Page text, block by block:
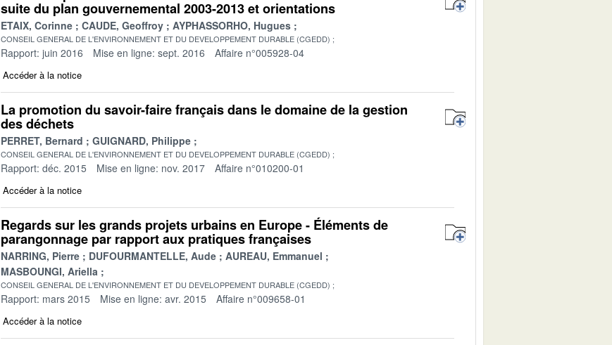
suite du plan gouvernemental 2003-2013 et orientations
ETAIX, Corinne CAUDE, Geoffroy AYPHASSORHO, Hugues
CONSEIL GENERAL DE L'ENVIRONNEMENT ET DU DEVELOPPEMENT DURABLE (CGEDD)
Rapport: juin 2016 Mise en ligne: sept. 2016 Affaire n°005928-04
Accéder à la notice
La promotion du savoir-faire français dans le domaine de la gestion
des déchets
PERRET, Bernard GUIGNARD, Philippe
CONSEIL GENERAL DE L'ENVIRONNEMENT ET DU DEVELOPPEMENT DURABLE (CGEDD)
Rapport: déc. 2015 Mise en ligne: nov. 2017 Affaire n°010200-01
Accéder à la notice
Regards sur les grands projets urbains en Europe - Éléments de
parangonnage par rapport aux pratiques françaises
NARRING, Pierre DUFOURMANTELLE, Aude
AUREAU, Emmanuel
MASBOUNGI, Ariella
CONSEIL GENERAL DE L'ENVIRONNEMENT ET DU DEVELOPPEMENT DURABLE (CGEDD)
Rapport: mars 2015 Mise en ligne: avr. 2015 Affaire n°009658-01
Accéder à la notice